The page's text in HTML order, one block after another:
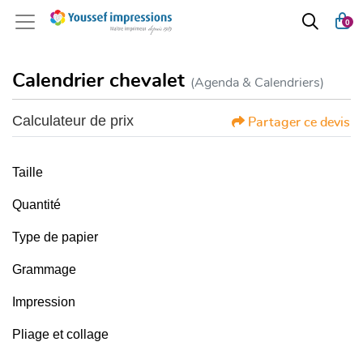
0
Calendrier chevalet (Agenda & Calendriers)
Calculateur de prix Partager ce devis
Taille
Quantité
Type de papier
Grammage
Impression
Pliage et collage